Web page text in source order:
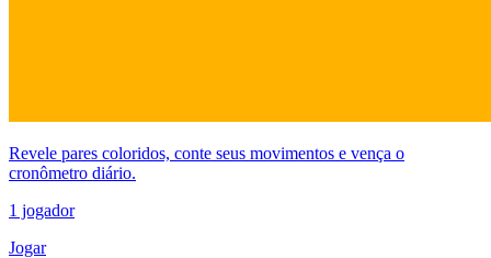
Revele pares coloridos, conte seus movimentos e vença o
cronômetro diário.
1 jogador
Jogar